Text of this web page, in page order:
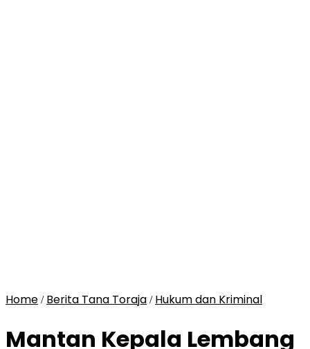
Home / Berita Tana Toraja / Hukum dan Kriminal
Mantan Kepala Lembang